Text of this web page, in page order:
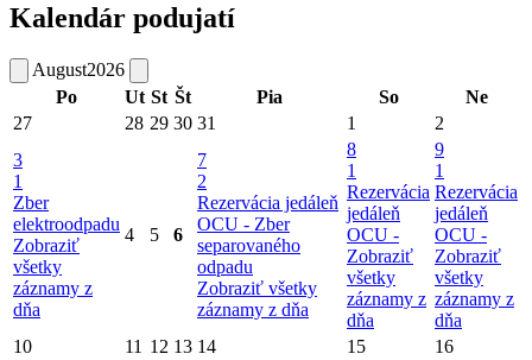
Kalendár podujatí
August2026
Po
Ut St Št Pia So
Ne
27
28 29 30 31 1
2
3
1
Zber
elektroodpadu
Zobraziť
všetky
záznamy z
dňa
4 5 6
7
2
Rezervácia jedáleň
OCU - Zber
separovaného
odpadu
Zobraziť všetky
záznamy z dňa
8
1
Rezervácia
jedáleň
OCU -
Zobraziť
všetky
záznamy z
dňa
9
1
Rezervácia
jedáleň
OCU -
Zobraziť
všetky
záznamy z
dňa
10
11 12 13 14 15 16